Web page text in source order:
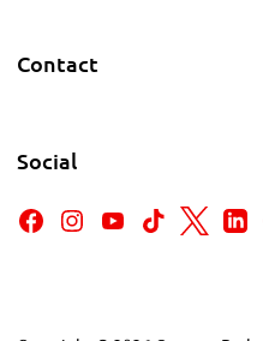
Contact
Social